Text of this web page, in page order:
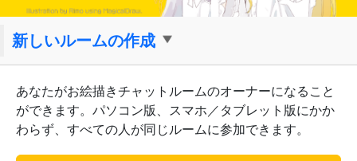
新しいルームの作成
あなたがお絵描きチャットルームのオーナーになること
ができます。パソコン版、スマホ／タブレット版にかか
わらず、すべての人が同じルームに参加できます。